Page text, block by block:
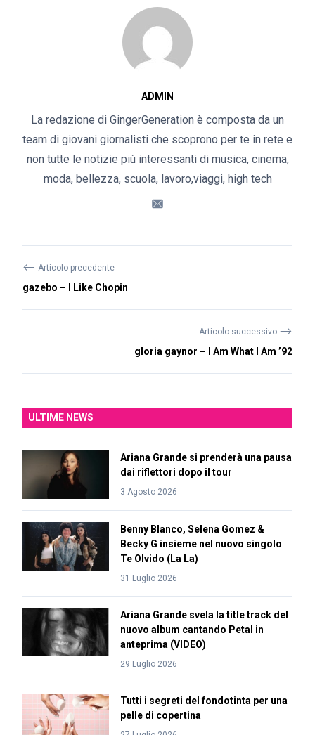
ADMIN
La redazione di GingerGeneration è composta da un
team di giovani giornalisti che scoprono per te in rete e
non tutte le notizie più interessanti di musica, cinema,
moda, bellezza, scuola, lavoro,viaggi, high tech
⟵ Articolo precedente
gazebo – I Like Chopin
Articolo successivo ⟶
gloria gaynor – I Am What I Am ’92
ULTIME NEWS
Ariana Grande si prenderà una pausa
dai riflettori dopo il tour
3 Agosto 2026
Benny Blanco, Selena Gomez &
Becky G insieme nel nuovo singolo
Te Olvido (La La)
31 Luglio 2026
Ariana Grande svela la title track del
nuovo album cantando Petal in
anteprima (VIDEO)
29 Luglio 2026
Tutti i segreti del fondotinta per una
pelle di copertina